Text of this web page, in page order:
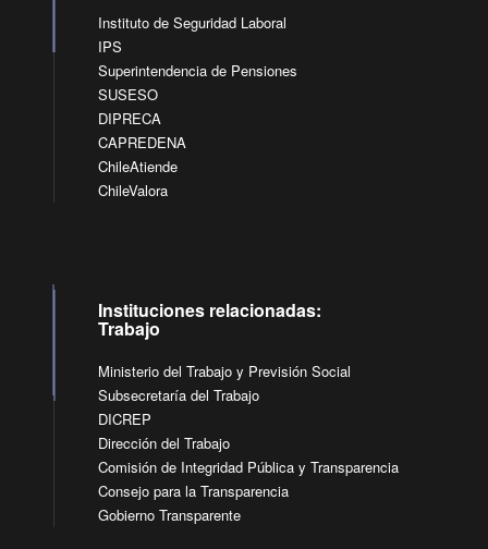
Instituto de Seguridad Laboral
IPS
Superintendencia de Pensiones
SUSESO
DIPRECA
CAPREDENA
ChileAtiende
ChileValora
Instituciones relacionadas:
Trabajo
Ministerio del Trabajo y Previsión Social
Subsecretaría del Trabajo
DICREP
Dirección del Trabajo
Comisión de Integridad Pública y Transparencia
Consejo para la Transparencia
Gobierno Transparente